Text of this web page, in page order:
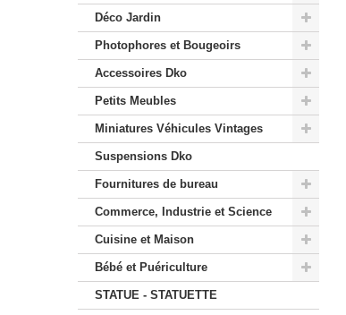
Déco Jardin
Photophores et Bougeoirs
Accessoires Dko
Petits Meubles
Miniatures Véhicules Vintages
Suspensions Dko
Fournitures de bureau
Commerce, Industrie et Science
Cuisine et Maison
Bébé et Puériculture
STATUE - STATUETTE